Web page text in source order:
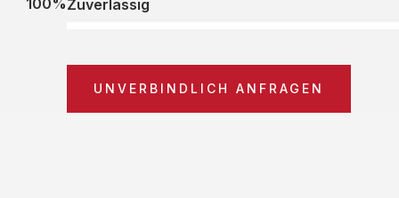
Zuverlässig
UNVERBINDLICH ANFRAGEN